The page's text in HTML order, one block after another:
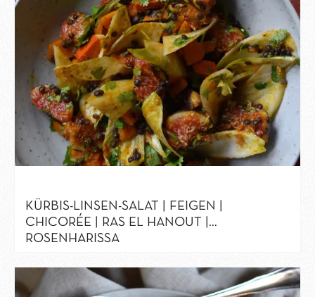
KÜRBIS-LINSEN-SALAT | FEIGEN |
CHICORÉE | RAS EL HANOUT |
ROSENHARISSA